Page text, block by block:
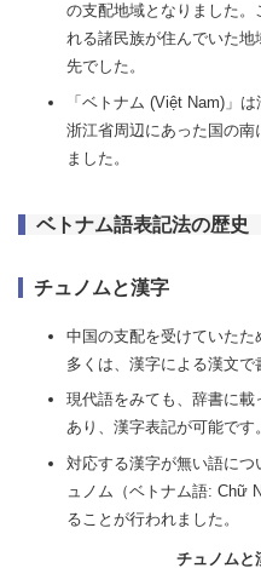
の支配地域となりました。
れる諸民族が住んでいた
先でした。
「ベトナム (Việt Nam)」
浙江省周辺にあった国の
ました。
ベトナム語表記法の歴史
チュノムと漢字
中国の支配を受けていた
多くは、漢字による漢文で
現代語をみても、辞書に
あり、漢字表記が可能です。
対応する漢字が無い語に
ュノム（ベトナム語: Chữ
ることが行われました。
チュノムと